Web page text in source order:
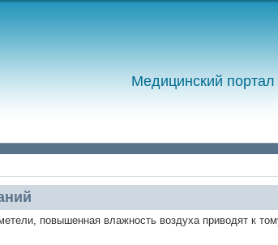
Медицинский
повышенная влажность воздуха приводят к